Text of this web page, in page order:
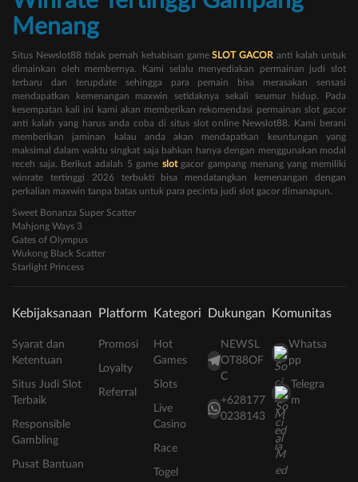
Menang
Situs Newslot88 tidak pernah kehabisan gameSLOT GACOR anti kalah untuk
dimainkan oleh membernya. Kami selalu menyediakan permainan judi slot
terbaru dan terupdate sehingga para pemain bisa merasakan sensasi
mendapatkan kemenangan maxwin setidaknya sekali seumur hidup. Pada
kesempatan kali ini kami akan memberikan rekomendasi permainan slot gacor
anti kalah yang harus anda coba di situs slot online Newslot88. Kami berani
memberikan jaminan kalau anda akan mendapatkan keuntungan yang
maksimal dalam waktu singkat saja bahkan hanya dengan menggunakan modal
receh saja. Berikut adalah 5 game slotgacor gampang menang yang memiliki
winrate tertinggi 2026 terbukti bisa mendatangkan kemenangan dengan
perkalian maxwin tanpa batas untuk para pecinta judi slot gacor dimanapun.
Sweet Bonanza Super Scatter
Mahjong Ways 3
Gates of Olympus
Wukong Black Scatter
Starlight Princess
Kebijaksanaan
Syarat dan
Ketentuan
Situs Judi Slot
Terbaik
Responsible
Gambling
Pusat Bantuan
Platform
Promosi
Loyalty
Referral
Kategori
Hot
Games
Slots
Live
Casino
Race
Togel
Dukungan
NEWSL
OT88OF
C
+628177
0238143
Komunitas
Whatsa
pp
Telegra
m